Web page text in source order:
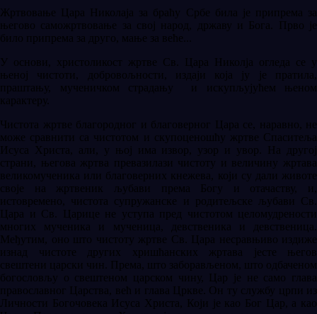
Жртвовање Цара Николаја за браћу Србе била је припрема за
његово саможртвовање за свој народ, државу и Бога. Прво је
било припрема за друго, мање за веће...
У основи, христоликост жртве Св. Цара Николја огледа се у
њеној чистоти, добровољности, издаји која ју је пратила,
праштању, мученичком страдању и искупљујућем њеном
карактеру.
Чистота жртве благородног и благоверног Цара се, наравно, не
може сравнити са чистотом и скупоценошћу жртве Спаситеља
Исуса Христа, али, у њој има извор, узор и увор. На другој
страни, његова жртва превазилази чистоту и величину жртава
великомученика или благоверних кнежева, који су дали животе
своје на жртвеник љубави према Богу и отачаству, и,
истовремено, чистота супружанске и родитељске љубави Св.
Цара и Св. Царице не уступа пред чистотом целомудрености
многих мученика и мученица, девственика и девственица.
Међутим, оно што чистоту жртве Св. Цара несравњиво издиже
изнад чистоте других хришћанских жртава јесте његов
свештени царски чин. Према, што заборављеном, што одбаченом
богословљу о свештеном царском чину, Цар је не само глава
православног Царства, већ и глава Цркве. Он ту службу црпи из
Личности Богочовека Исуса Христа, Који је као Бог Цар, а као